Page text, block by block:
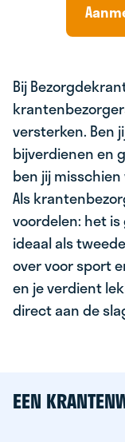
Bij
versterken. Ben
bijverdienen en
ben jij
Als
voordelen: het
ideaal als
over voor sport
en je verdient
direct aan de
EEN